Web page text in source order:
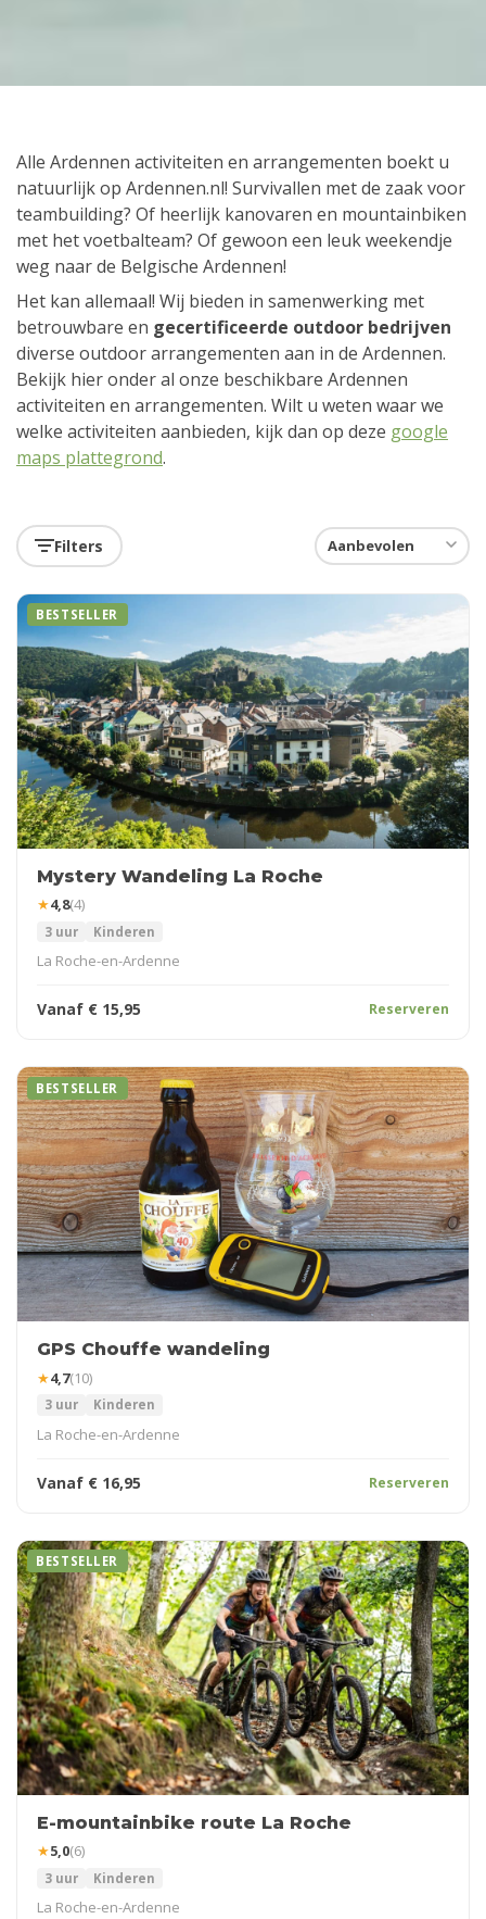
Alle Ardennen activiteiten en arrangementen boekt u
natuurlijk op Ardennen.nl! Survivallen met de zaak voor
teambuilding? Of heerlijk kanovaren en mountainbiken
met het voetbalteam? Of gewoon een leuk weekendje
weg naar de Belgische Ardennen!
Het kan allemaal! Wij bieden in samenwerking met
betrouwbare en gecertificeerde outdoor bedrijven
diverse outdoor arrangementen aan in de Ardennen.
Bekijk hier onder al onze beschikbare Ardennen
activiteiten en arrangementen. Wilt u weten waar we
welke activiteiten aanbieden, kijk dan op deze google
maps plattegrond.
Filters
BESTSELLER
Mystery Wandeling La Roche
★4,8(4)
3 uur Kinderen
La Roche-en-Ardenne
Vanaf € 15,95 Reserveren
BESTSELLER
GPS Chouffe wandeling
★4,7(10)
3 uur Kinderen
La Roche-en-Ardenne
Vanaf € 16,95 Reserveren
BESTSELLER
E-mountainbike route La Roche
★5,0(6)
3 uur Kinderen
La Roche-en-Ardenne